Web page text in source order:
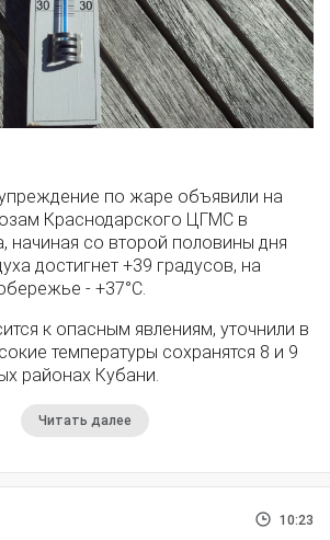
по жаре объявили на
Краснодарского ЦГМС в
начиная со второй половины дня
достигнет +39 градусов, на
- +37°­С.
к опасным явлениям, уточнили в
температуры сохранятся 8 и 9
районах Кубани.
Читать далее
10:23